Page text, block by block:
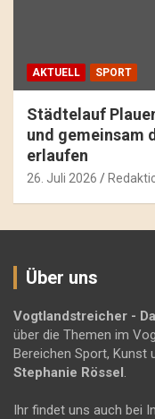
AKTUELL SPORT
Städtelauf
und gemeinsam
erlaufen
26. Juli 2026
Über uns
Vogtlandstreicher -
über die Themen im
Bereichen Sport, Kunst
Stephanie Rössel.
Ihr findet uns auch bei